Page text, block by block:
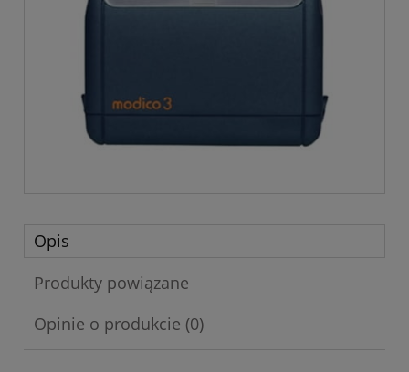
Opis
Produkty powiązane
Opinie o produkcie (0)